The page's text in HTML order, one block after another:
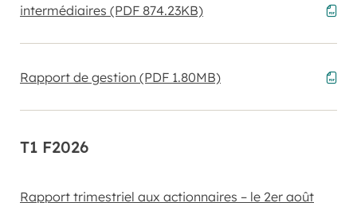
intermédiaires (PDF 874.23KB)
Rapport de gestion (PDF 1.80MB)
T1 F2026
Rapport trimestriel aux actionnaires – le 2er août